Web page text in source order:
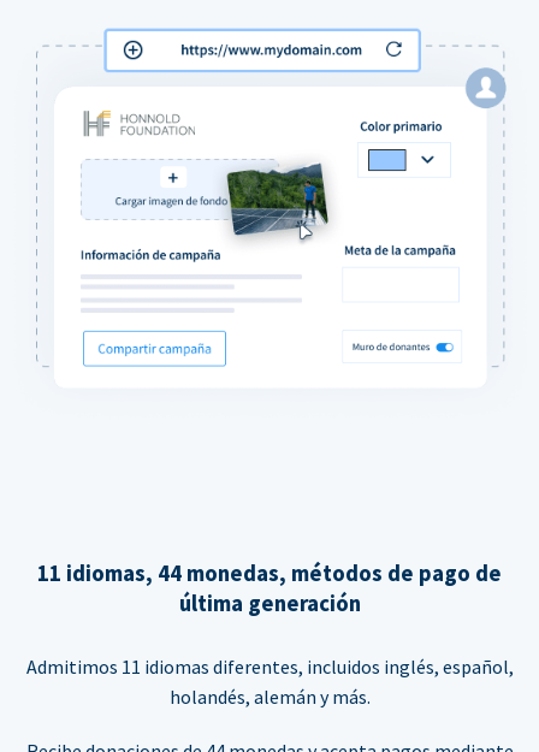
11 idiomas, 44 monedas, métodos de pago de
última generación
Admitimos 11 idiomas diferentes, incluidos inglés, español,
holandés, alemán y más.